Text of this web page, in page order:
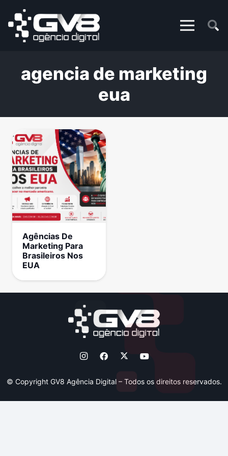
agencia de marketing
eua
Agências De
Marketing Para
Brasileiros Nos
EUA
© Copyright GV8 Agência Digital – Todos os direitos reservados.